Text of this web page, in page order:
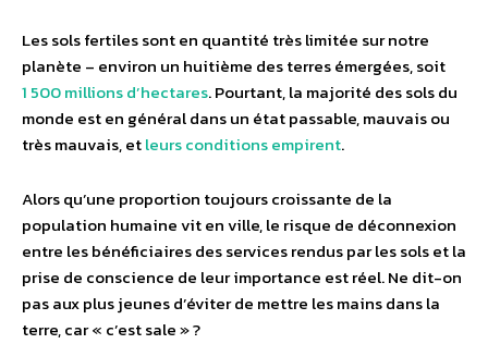
Les sols fertiles sont en quantité très limitée sur notre
planète – environ un huitième des terres émergées, soit
1 500 millions d’hectares. Pourtant, la majorité des sols du
monde est en général dans un état passable, mauvais ou
très mauvais, etleurs conditions empirent.
Alors qu’une proportion toujours croissante de la
population humaine vit en ville, le risque de déconnexion
entre les bénéficiaires des services rendus par les sols et la
prise de conscience de leur importance est réel. Ne dit-on
pas aux plus jeunes d’éviter de mettre les mains dans la
terre, car « c’est sale » ?